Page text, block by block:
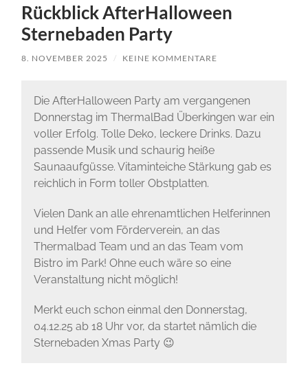
Rückblick AfterHalloween
Sternebaden Party
8. NOVEMBER 2025 / KEINE KOMMENTARE
Die AfterHalloween Party am vergangenen
Donnerstag im ThermalBad Überkingen war ein
voller Erfolg. Tolle Deko, leckere Drinks. Dazu
passende Musik und schaurig heiße
Saunaaufgüsse. Vitaminteiche Stärkung gab es
reichlich in Form toller Obstplatten.
Vielen Dank an alle ehrenamtlichen Helferinnen
und Helfer vom Förderverein, an das
Thermalbad Team und an das Team vom
Bistro im Park! Ohne euch wäre so eine
Veranstaltung nicht möglich!
Merkt euch schon einmal den Donnerstag,
04.12.25 ab 18 Uhr vor, da startet nämlich die
Sternebaden Xmas Party 😉